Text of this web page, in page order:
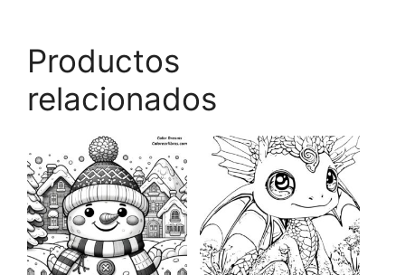
Productos
relacionados